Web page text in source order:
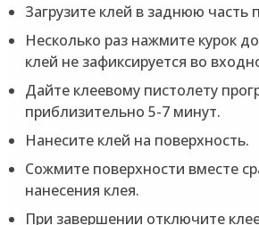
Загрузите клей в заднюю часть
Несколько раз нажмите курок
клей не зафиксируется во
Дайте клеевому пистолету
приблизительно 5-7 минут.
Нанесите клей на поверхность.
Сожмите поверхности вместе
нанесения клея.
При завершении отключите